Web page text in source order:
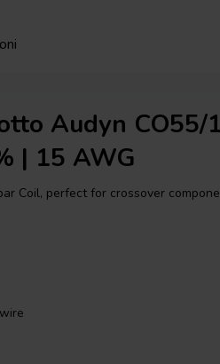
Audyn CO55/
| 15 AWG
Coil, perfect for crossover